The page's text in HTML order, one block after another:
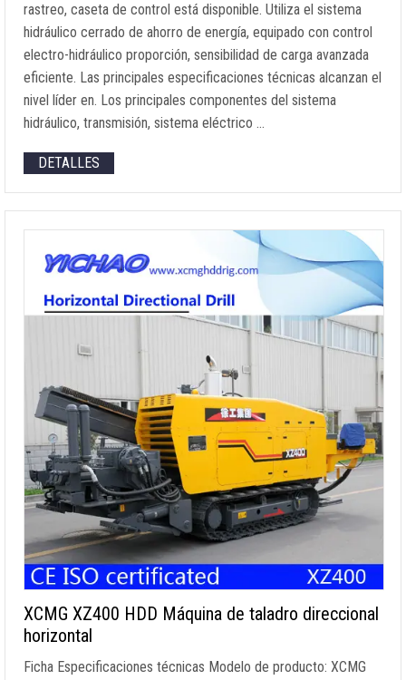
rastreo, caseta de control está disponible. Utiliza el sistema
hidráulico cerrado de ahorro de energía, equipado con control
electro-hidráulico proporción, sensibilidad de carga avanzada
eficiente. Las principales especificaciones técnicas alcanzan el
nivel líder en. Los principales componentes del sistema
hidráulico, transmisión, sistema eléctrico …
DETALLES
XCMG XZ400 HDD Máquina de taladro direccional
horizontal
Ficha Especificaciones técnicas Modelo de producto: XCMG